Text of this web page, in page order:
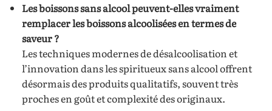
Les boissons sans alcool peuvent-elles vraiment
remplacer les boissons alcoolisées en termes de
saveur ?
Les techniques modernes de désalcoolisation et
l’innovation dans les spiritueux sans alcool offrent
désormais des produits qualitatifs, souvent très
proches en goût et complexité des originaux.